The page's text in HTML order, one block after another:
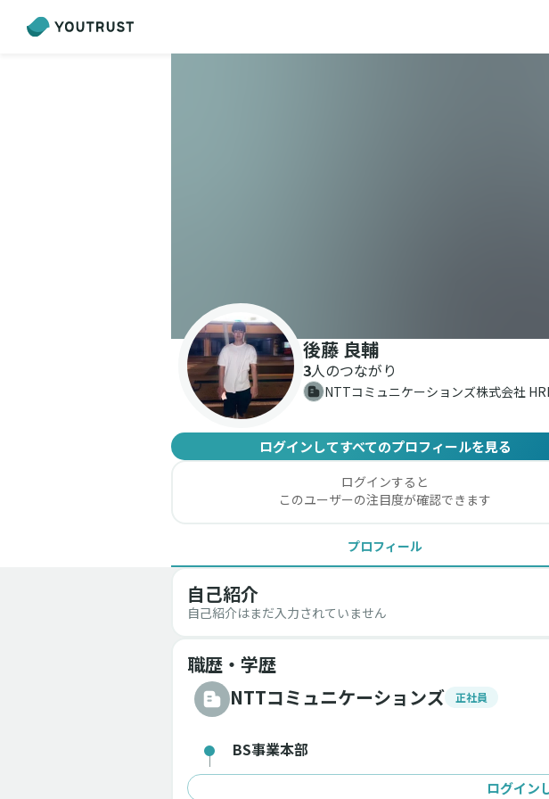
後藤 良輔
3人のつながり
NTTコミュニケーションズ株式会社
ログインしてすべてのプロフィールを見る
ログインすると
このユーザーの注目度が確認できます
プロフィール
自己紹介
自己紹介はまだ入力されていません
職歴・学歴
NTTコミュニケーションズ
正社員
BS事業本部
ログイン